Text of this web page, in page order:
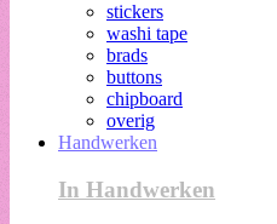
stickers
washi tape
brads
buttons
chipboard
overig
Handwerken
In Handwerken